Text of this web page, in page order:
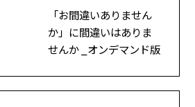
「お間違いありません
か」に間違いはありま
せんか _オンデマンド版